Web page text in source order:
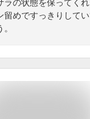
ラの状態を保ってく
留めですっきりして